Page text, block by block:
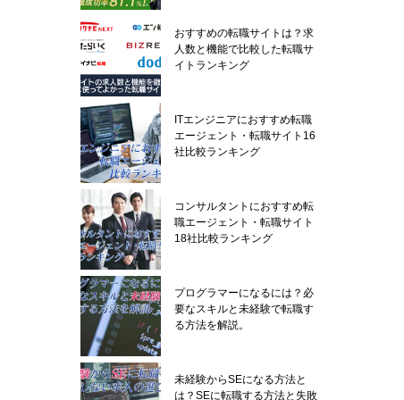
おすすめの転職サイトは？求
人数と機能で比較した転職サ
イトランキング
ITエンジニアにおすすめ転職
エージェント・転職サイト16
社比較ランキング
コンサルタントにおすすめ転
職エージェント・転職サイト
18社比較ランキング
プログラマーになるには？必
要なスキルと未経験で転職す
る方法を解説。
未経験からSEになる方法と
は？SEに転職する方法と失敗